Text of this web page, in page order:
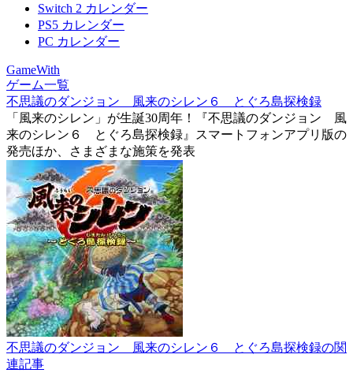
Switch 2 カレンダー
PS5 カレンダー
PC カレンダー
GameWith
ゲーム一覧
不思議のダンジョン 風来のシレン６ とぐろ島探検録
「風来のシレン」が生誕30周年！『不思議のダンジョン 風
来のシレン６ とぐろ島探検録』スマートフォンアプリ版の
発売ほか、さまざまな施策を発表
不思議のダンジョン 風来のシレン６ とぐろ島探検録の関
連記事